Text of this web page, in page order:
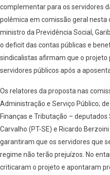
complementar para os servidores
polêmica em comissão geral nesta
ministro da Previdência Social,
o deficit das contas públicas e
sindicalistas afirmam que o projeto
servidores públicos após a
Os relatores da proposta nas
Administração e Serviço Público;
Finanças e Tributação – deputados
Carvalho (PT-SE) e Ricardo
garantiram que os servidores que
regime não terão prejuízos. No
criticaram o projeto e apontaram